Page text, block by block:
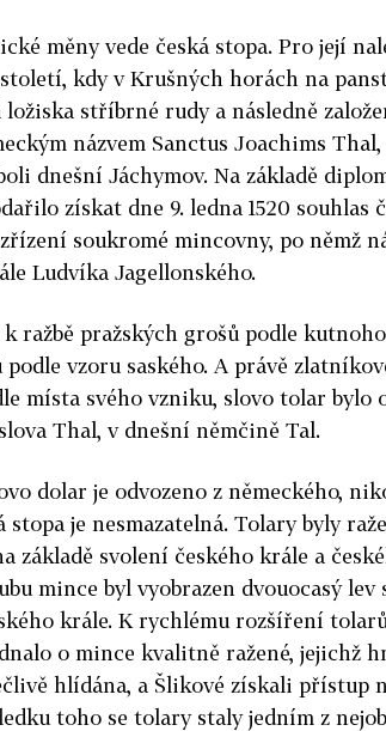
měny vede česká stopa. Pro její
kdy v Krušných horách na
ložiska stříbrné rudy a následně
názvem Sanctus Joachims
dnešní Jáchymov. Na základě
získat dne 9. ledna 1520 souhlas
soukromé mincovny, po němž
Ludvíka Jagellonského.
ražbě pražských grošů podle
vzoru saského. A právě
místa svého vzniku, slovo tolar bylo
Thal, v dnešní němčině Tal.
dolar je odvozeno z německého,
stopa je nesmazatelná. Tolary byly
základě svolení českého krále a
mince byl vyobrazen dvouocasý lev
krále. K rychlému rozšíření
o mince kvalitně ražené, jejichž
hlídána, a Šlikové získali přístup
toho se tolary staly jedním z